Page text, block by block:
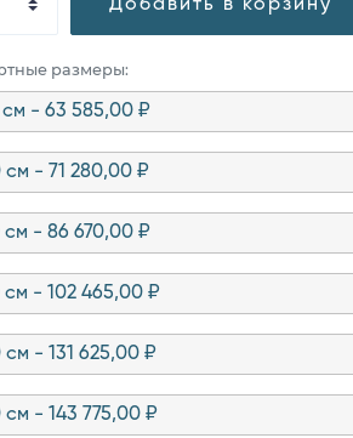
Добавить в корзину
размеры:
см - 63 585,00 ₽
см - 71 280,00 ₽
см - 86 670,00 ₽
см - 102 465,00 ₽
см - 131 625,00 ₽
см - 143 775,00 ₽